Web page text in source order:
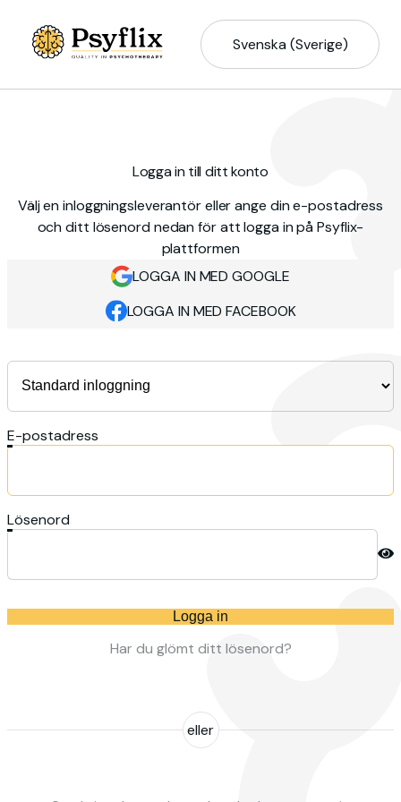
Svenska (Sverige)
Logga in till ditt konto
Välj en inloggningsleverantör eller ange din e-postadress
och ditt lösenord nedan för att logga in på Psyflix-
plattformen
LOGGA IN MED GOOGLE
LOGGA IN MED FACEBOOK
E-postadress
Lösenord
Logga in
Har du glömt ditt lösenord?
eller